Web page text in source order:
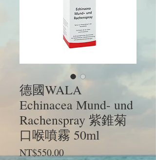
德國WALA
Echinacea Mund- und
Rachenspray 紫錐菊
口喉噴霧 50ml
NT$550.00Price